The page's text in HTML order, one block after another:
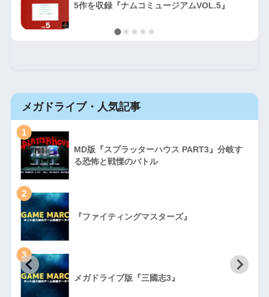
5作を収録『ナムコミュージアムVOL.5』
メガドライブ・人気記事
1
MD版『スプラッターハウス PART3』分岐す
る恐怖と戦慄のバトル
2
『ファイティングマスターズ』
3
メガドライブ版『三國志3』